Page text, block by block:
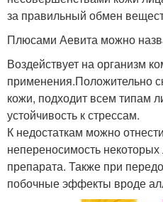
Маски из горчицы
Маска для волос
Маска от жирности
за правильный обмен
Плюсами Аевита можно
Воздействует на организм
применения.Положительно
кожи, подходит всем типам
устойчивость к стрессам.
К недостаткам можно
непереносимость
препарата. Также при
побочные эффекты вроде